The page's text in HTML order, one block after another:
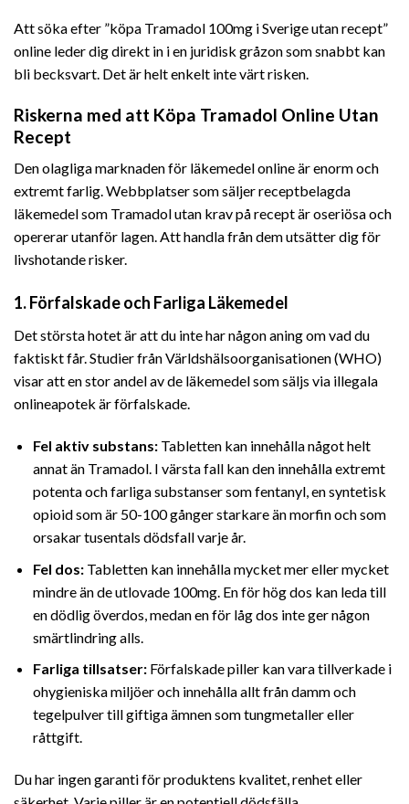
Att söka efter ”köpa Tramadol 100mg i Sverige utan recept”
online leder dig direkt in i en juridisk gråzon som snabbt kan
bli becksvart. Det är helt enkelt inte värt risken.
Riskerna med att Köpa Tramadol Online Utan
Recept
Den olagliga marknaden för läkemedel online är enorm och
extremt farlig. Webbplatser som säljer receptbelagda
läkemedel som Tramadol utan krav på recept är oseriösa och
opererar utanför lagen. Att handla från dem utsätter dig för
livshotande risker.
1. Förfalskade och Farliga Läkemedel
Det största hotet är att du inte har någon aning om vad du
faktiskt får. Studier från Världshälsoorganisationen (WHO)
visar att en stor andel av de läkemedel som säljs via illegala
onlineapotek är förfalskade.
Fel aktiv substans:Tabletten kan innehålla något helt
annat än Tramadol. I värsta fall kan den innehålla extremt
potenta och farliga substanser som fentanyl, en syntetisk
opioid som är 50-100 gånger starkare än morfin och som
orsakar tusentals dödsfall varje år.
Fel dos:Tabletten kan innehålla mycket mer eller mycket
mindre än de utlovade 100mg. En för hög dos kan leda till
en dödlig överdos, medan en för låg dos inte ger någon
smärtlindring alls.
Farliga tillsatser:Förfalskade piller kan vara tillverkade i
ohygieniska miljöer och innehålla allt från damm och
tegelpulver till giftiga ämnen som tungmetaller eller
råttgift.
Du har ingen garanti för produktens kvalitet, renhet eller